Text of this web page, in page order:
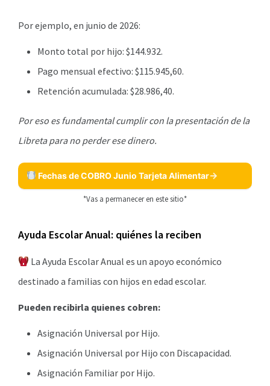
Por ejemplo, en junio de 2026:
Monto total por hijo: $144.932.
Pago mensual efectivo: $115.945,60.
Retención acumulada: $28.986,40.
Por eso es fundamental cumplir con la presentación de la
Libreta para no perder ese dinero.
Fechas de COBRO Junio Tarjeta Alimentar
*Vas a permanecer en este sitio*
Ayuda Escolar Anual: quiénes la reciben
La Ayuda Escolar Anual es un apoyo económico
destinado a familias con hijos en edad escolar.
Pueden recibirla quienes cobren:
Asignación Universal por Hijo.
Asignación Universal por Hijo con Discapacidad.
Asignación Familiar por Hijo.